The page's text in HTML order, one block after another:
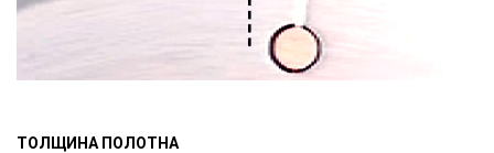
ТОЛЩИНА ПОЛОТНА